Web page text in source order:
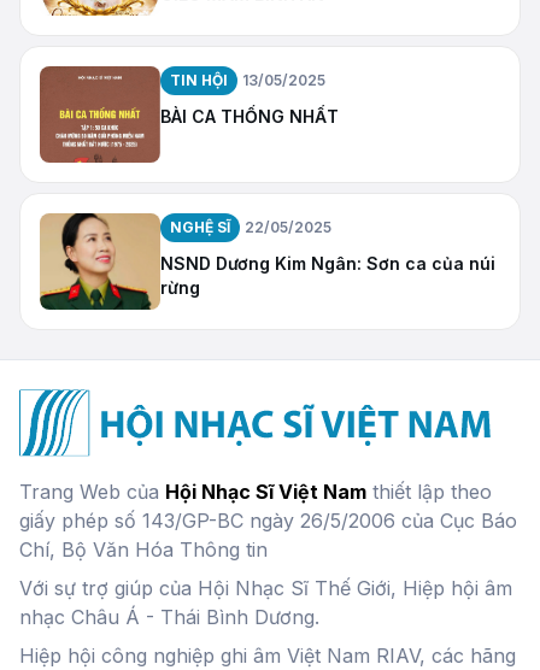
TIN HỘI 13/05/2025
BÀI CA THỐNG NHẤT
NGHỆ SĨ 22/05/2025
NSND Dương Kim Ngân: Sơn ca của núi
rừng
Trang Web của Hội Nhạc Sĩ Việt Nam thiết lập theo
giấy phép số 143/GP-BC ngày 26/5/2006 của Cục Báo
Chí, Bộ Văn Hóa Thông tin
Với sự trợ giúp của Hội Nhạc Sĩ Thế Giới, Hiệp hội âm
nhạc Châu Á - Thái Bình Dương.
Hiệp hội công nghiệp ghi âm Việt Nam RIAV, các hãng